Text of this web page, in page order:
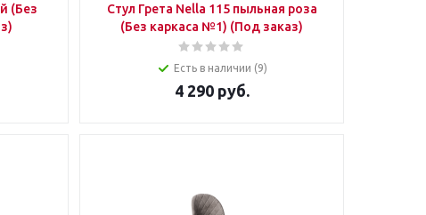
Стул Грета Nella 115 пыльная роза
(Без каркаса №1) (Под заказ)
Есть в наличии (9)
4 290руб.